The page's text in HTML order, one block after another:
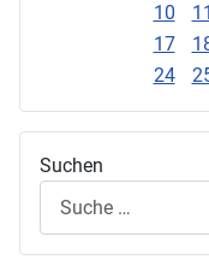
10
11
17
24
Suchen